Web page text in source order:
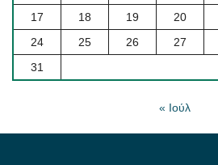
17
18 19 20
24
25 26 27
31
« Ιούλ